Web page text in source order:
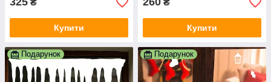
₴
Купити
₴
Купити
Подарунок Подарунок